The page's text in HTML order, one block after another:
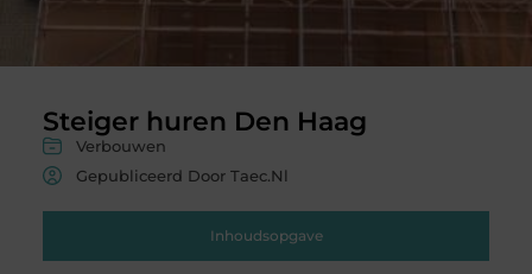
Steiger huren Den Haag
Verbouwen
Gepubliceerd Door Taec.nl
Inhoudsopgave